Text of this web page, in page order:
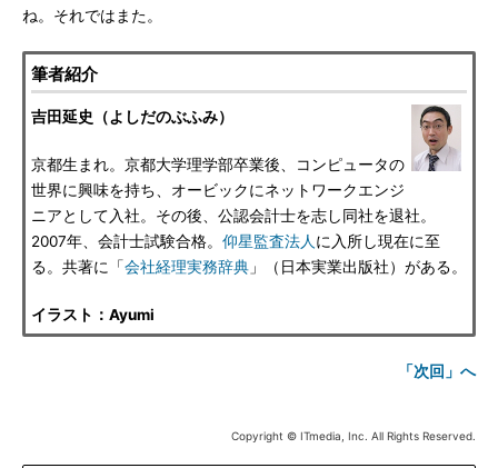
ね。それではまた。
筆者紹介
吉田延史（よしだのぶふみ）
京都生まれ。京都大学理学部卒業後、コンピュータの
世界に興味を持ち、オービックにネットワークエンジ
ニアとして入社。その後、公認会計士を志し同社を退社。
2007年、会計士試験合格。 仰星監査法人 に入所し現在に至
る。共著に「会社経理実務辞典 」（日本実業出版社）がある。
イラスト：Ayumi
「次回」へ
Copyright © ITmedia, Inc. All Rights Reserved.